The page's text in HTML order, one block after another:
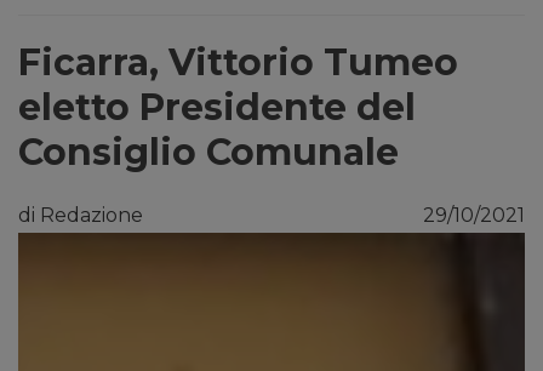
Ficarra, Vittorio Tumeo
eletto Presidente del
Consiglio Comunale
di Redazione 29/10/2021